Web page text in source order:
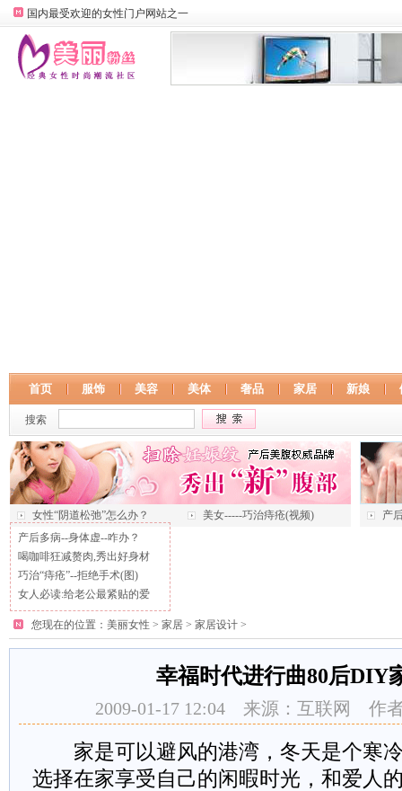
国内最受欢迎的女性门户网站之一
首页 服饰 美容 美体 奢品 家居 新娘
搜索
女性“阴道松弛”怎么办？ 美女-----巧治痔疮(视频)
产
产后多病--身体虚--咋办？
喝咖啡狂减赘肉,秀出好身材
巧治“痔疮”--拒绝手术(图)
女人必读:给老公最紧贴的爱
您现在的位置： 美丽女性 > 家居 > 家居设计 >
幸福时代进行曲80后DIY
2009-01-17 12:04 来源：互联网
家是可以避风的港湾，冬天是个寒冷
选择在家享受自己的闲暇时光，和爱人